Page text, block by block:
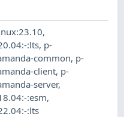
,
:lts, p-
common, p-
client, p-
server,
:esm,
:lts